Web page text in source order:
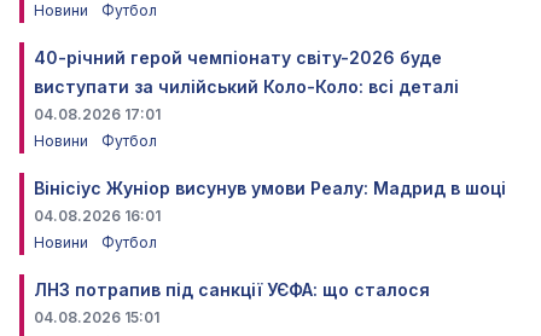
Новини
Футбол
40-річний герой чемпіонату світу-2026 буде
виступати за чилійський Коло-Коло: всі деталі
04.08.2026 17:01
Новини
Футбол
Вінісіус Жуніор висунув умови Реалу: Мадрид в шоці
04.08.2026 16:01
Новини
Футбол
ЛНЗ потрапив під санкції УЄФА: що сталося
04.08.2026 15:01